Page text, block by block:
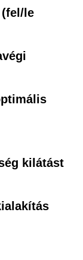
le
kilátást